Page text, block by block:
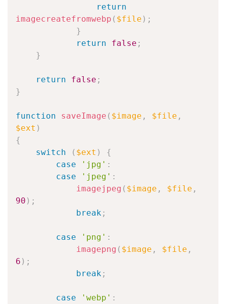
return
imagecreatefromwebp ( $file ) ;
}
return
false ;
}
return false ;
}
function saveImage ( $image , $file ,
$ext )
{
switch
( $ext )
{
case
'jpg' :
case
'jpeg' :
imagejpeg ( $image , $file ,
90 ) ;
break ;
case 'png' :
imagepng ( $image , $file ,
6 ) ;
break ;
case 'webp' :